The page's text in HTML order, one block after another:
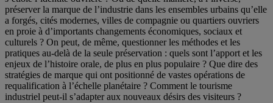
préserver la marque de l’industrie dans les ensembles urbains qu’elle
a forgés, cités modernes, villes de compagnie ou quartiers ouvriers
en proie à d’importants changements économiques, sociaux et
culturels ? On peut, de même, questionner les méthodes et les
pratiques au-delà de la seule préservation : quels sont l’apport et les
enjeux de l’histoire orale, de plus en plus populaire ? Que dire des
stratégies de marque qui ont positionné de vastes opérations de
requalification à l’échelle planétaire ? Comment le tourisme
industriel peut-il s’adapter aux nouveaux désirs des visiteurs ?